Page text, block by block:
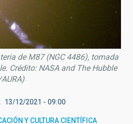
de M87 (NGC 4486), tomada
Crédito: NASA and The Hubble
13/12/2021 - 09:00
Y CULTURA CIENTÍFICA